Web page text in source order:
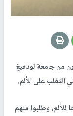
من جامعة لودفيغ
التغلب على الألم.
هذه التقنية على 20 متطوعا للألم، وطلبوا منهم